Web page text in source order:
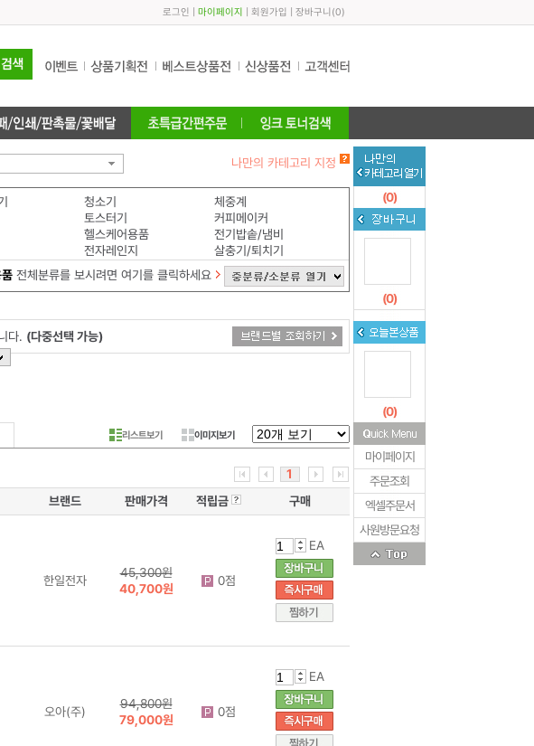
로그인 마이페이지 회원가입 장바구니 (0)
나만의 카테고리 지정
청소기
체중계
토스터기
커피메이커
헬스케어용품
전기밥솥/냄비
전자레인지
살충기/퇴치기
전체분류를 보시려면 여기를 클릭하세요
다. (다중선택 가능)
리스트보기 이미지보기
1
브랜드 판매가격 적립금 구매
한일전자
45,300원
40,700원
0점
EA
오아(주)
94,800원
79,000원
0점
EA
(0)
(0)
(0)
마이페이지
주문조회
엑셀주문서
사원방문요청